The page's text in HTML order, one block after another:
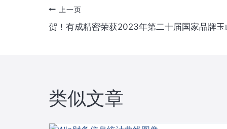
文
航
上一页
贺！有成精密荣获2023年第二十届国家品牌玉
类似文章